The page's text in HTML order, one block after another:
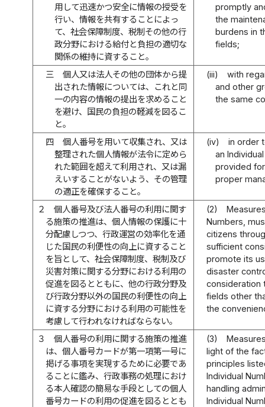
用して迅速かつ安全に情報の授受を
行い、情報を共有することによっ
て、社会保障制度、税制その他の行
政分野における給付と負担の適切な
関係の維持に資すること。
promptly
the
burdens in
fields;
三
個人又は法人その他の団体から提
出された情報については、これと同
一の内容の情報の提出を求めること
を避け、国民の負担の軽減を図るこ
と。
(iii)
with
and other
the same
四
個人番号を用いて収集され、又は
整理された個人情報が法令に定めら
れた範囲を超えて利用され、又は漏
えいすることがないよう、その管理
の適正を確保すること。
(iv)
in order
an
provided
proper
２
個人番号及び法人番号の利用に関す
る施策の推進は、個人情報の保護に十
分配慮しつつ、行政運営の効率化を通
じた国民の利便性の向上に資すること
を旨として、社会保障制度、税制及び
災害対策に関する分野における利用の
促進を図るとともに、他の行政分野及
び行政分野以外の国民の利便性の向上
に資する分野における利用の可能性を
考慮して行われなければならない。
(2)
Numbers,
citizens
sufficient
promote its
disaster
consideration
fields other
the
３
個人番号の利用に関する施策の推進
は、個人番号カードが第一項第一号に
掲げる事項を実現するために必要であ
ることに鑑み、行政事務の処理におけ
る本人確認の簡易な手段としての個人
番号カードの利用の促進を図るととも
(3)
light of the
principles
Individual
handling
Individual